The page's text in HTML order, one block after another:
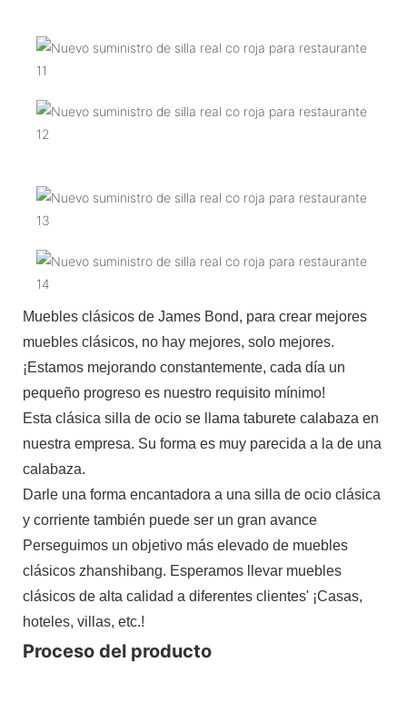
Muebles clásicos de James Bond, para crear mejores
muebles clásicos, no hay mejores, solo mejores.
¡Estamos mejorando constantemente, cada día un
pequeño progreso es nuestro requisito mínimo!
Esta clásica silla de ocio se llama taburete calabaza en
nuestra empresa. Su forma es muy parecida a la de una
calabaza.
Darle una forma encantadora a una silla de ocio clásica
y corriente también puede ser un gran avance
Perseguimos un objetivo más elevado de muebles
clásicos zhanshibang. Esperamos llevar muebles
clásicos de alta calidad a diferentes clientes' ¡Casas,
hoteles, villas, etc.!
Proceso del producto